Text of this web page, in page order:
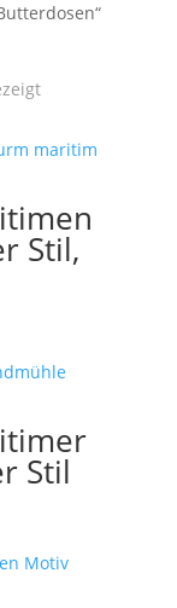
Stil,
Stil